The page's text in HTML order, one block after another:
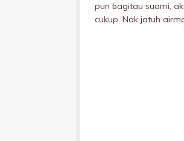
pun bagitau suami,
cukup. Nak jatuh